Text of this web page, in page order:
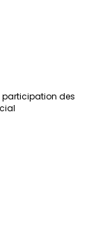
participation des